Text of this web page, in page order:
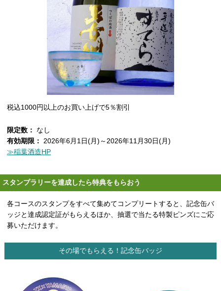
税込1000円以上のお買い上げで5％割引
限定数：
なし
有効期限：
2026年6月1日(月)～2026年11月30日(月)
≫稲葉酒造HP
スタンプラリーを達成したら特典をもらおう
各コースのスタンプをすべて集めてコンプリートすると、記念缶バ
ッジと達成認定証がもらえるほか、抽選で当たる特製ピンズにご応
募いただけます。
その場でもらえる！記念缶バッジ